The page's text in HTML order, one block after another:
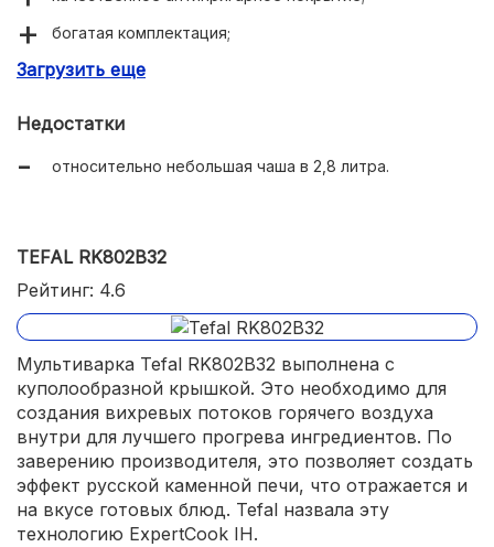
богатая комплектация;
наличие режимов работы Су-Вид, программ
Загрузить еще
Недостатки
относительно небольшая чаша в 2,8 литра.
TEFAL RK802B32
Рейтинг: 4.6
Мультиварка Tefal RK802B32 выполнена с
куполообразной крышкой. Это необходимо для
создания вихревых потоков горячего воздуха
внутри для лучшего прогрева ингредиентов. По
заверению производителя, это позволяет создать
эффект русской каменной печи, что отражается и
на вкусе готовых блюд. Tefal назвала эту
технологию ExpertCook IH.